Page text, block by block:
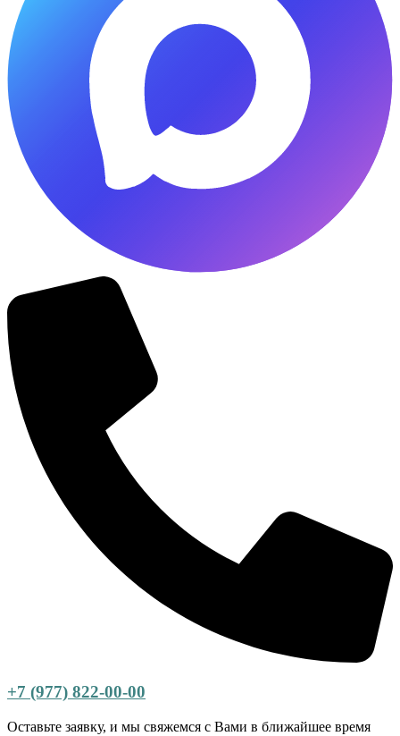
+7 (977) 822-00-00
Оставьте заявку, и мы свяжемся с Вами в ближайшее время